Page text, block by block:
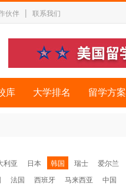
伙伴 | 联系我们
库 大学排名 留学方案
利亚 日本 韩国 瑞士 爱尔兰
法国 西班牙 马来西亚 中国